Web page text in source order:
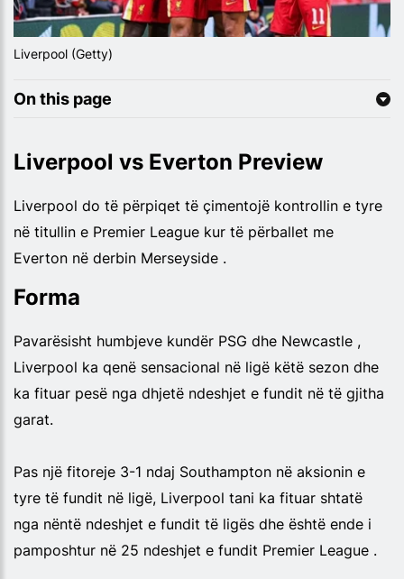
Liverpool (Getty)
On this page
Liverpool vs Everton Preview
Liverpool do të përpiqet të çimentojë kontrollin e tyre
në titullin e Premier League kur të përballet me
Everton në derbin Merseyside .
Forma
Pavarësisht humbjeve kundër PSG dhe Newcastle ,
Liverpool ka qenë sensacional në ligë këtë sezon dhe
ka fituar pesë nga dhjetë ndeshjet e fundit në të gjitha
garat.
Pas një fitoreje 3-1 ndaj Southampton në aksionin e
tyre të fundit në ligë, Liverpool tani ka fituar shtatë
nga nëntë ndeshjet e fundit të ligës dhe është ende i
pamposhtur në 25 ndeshjet e fundit Premier League .